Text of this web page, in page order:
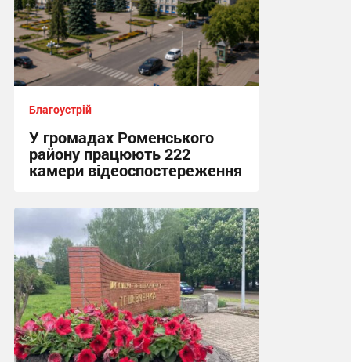
Благоустрій
У громадах Роменського
району працюють 222
камери відеоспостереження
14:02, 16.06.2026